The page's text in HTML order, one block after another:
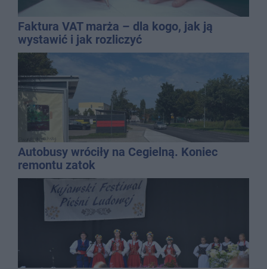
Faktura VAT marża – dla kogo, jak ją
wystawić i jak rozliczyć
Autobusy wróciły na Cegielną. Koniec
remontu zatok